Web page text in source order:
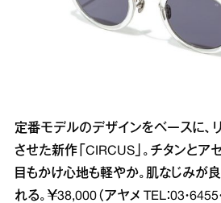
定番モデルのデザインをベースに、
させた新作「CIRCUS」。チタンとア
目もかけ心地も軽やか。肌なじみが良
れる。￥38,000（アヤメ TEL：03・6455